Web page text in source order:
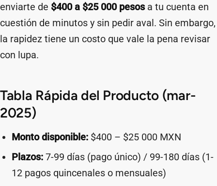
enviarte de $400 a $25 000 pesosa tu cuenta en
cuestión de minutos y sin pedir aval. Sin embargo,
la rapidez tiene un costo que vale la pena revisar
con lupa.
Tabla Rápida del Producto (mar-
2025)
Monto disponible: $400 – $25 000 MXN
Plazos: 7-99 días (pago único) / 99-180 días (1-
12 pagos quincenales o mensuales)